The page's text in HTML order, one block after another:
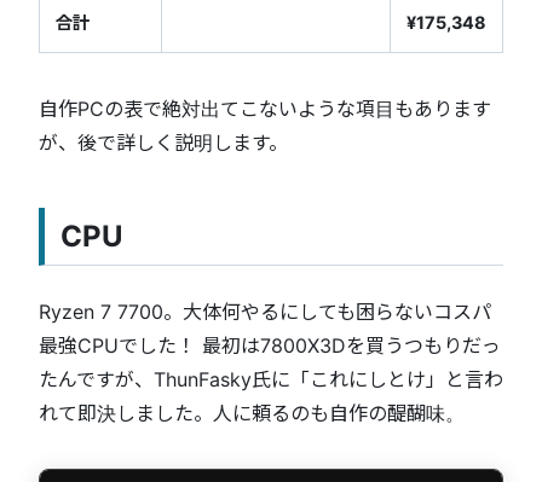
合計 ¥175,348
自作PCの表で絶対出てこないような項目もあります
が、後で詳しく説明します。
CPU
Ryzen 7 7700。大体何やるにしても困らないコスパ
最強CPUでした！ 最初は7800X3Dを買うつもりだっ
たんですが、ThunFasky氏に「これにしとけ」と言わ
れて即決しました。人に頼るのも自作の醍醐味。